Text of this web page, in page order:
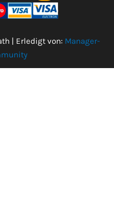
t
| Erledigt von: Manager-